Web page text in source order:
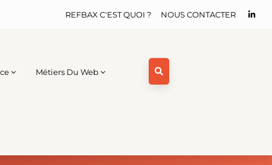
NOUS CONTACTER
REFBAX C'EST QUOI ?
Métiers Du Web